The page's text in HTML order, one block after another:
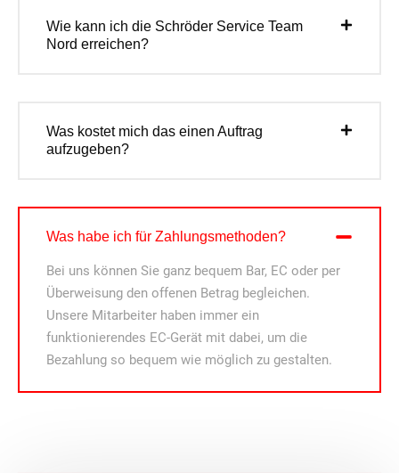
Wie kann ich die Schröder Service Team
Nord erreichen?
Was kostet mich das einen Auftrag
aufzugeben?
Was habe ich für Zahlungsmethoden?
Bei uns können Sie ganz bequem Bar, EC oder per
Überweisung den offenen Betrag begleichen.
Unsere Mitarbeiter haben immer ein
funktionierendes EC-Gerät mit dabei, um die
Bezahlung so bequem wie möglich zu gestalten.